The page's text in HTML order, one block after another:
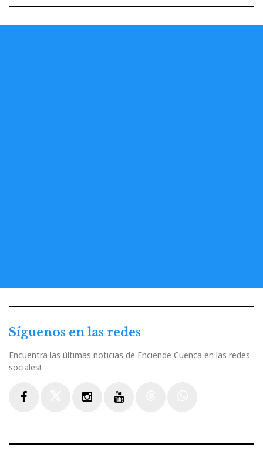
Síguenos en las redes
Encuentra las últimas noticias de Enciende Cuenca en las redes
sociales!